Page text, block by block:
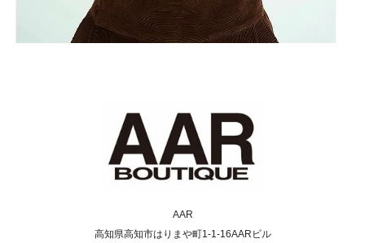
AAR
高知県高知市はりまや町1-1-16AARビル